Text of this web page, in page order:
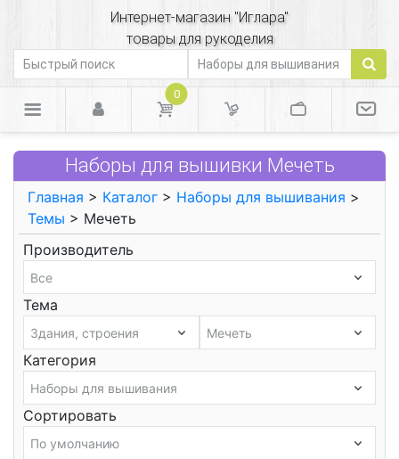
Интернет-магазин "Иглара"
товары для рукоделия
0
Наборы для вышивки Мечеть
Главная > Каталог > Наборы для вышивания >
Темы > Мечеть
Производитель
Тема
Категория
Сортировать